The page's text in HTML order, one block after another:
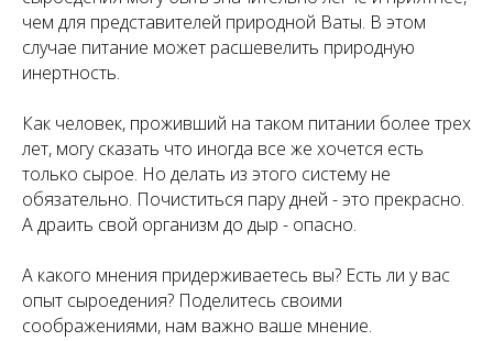
чем для представителей природной Ваты. В этом
случае питание может расшевелить природную
инертность.
Как человек, проживший на таком питании более трех
лет, могу сказать что иногда все же хочется есть
только сырое. Но делать из этого систему не
обязательно. Почиститься пару дней - это прекрасно.
А драить свой организм до дыр - опасно.
А какого мнения придерживаетесь вы? Есть ли у вас
опыт сыроедения? Поделитесь своими
соображениями, нам важно ваше мнение.